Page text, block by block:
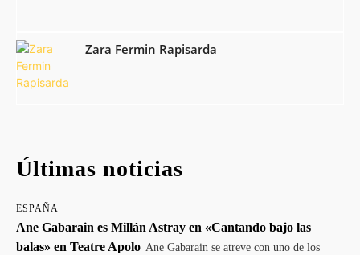
Zara Fermin Rapisarda
Últimas noticias
ESPAÑA
Ane Gabarain es Millán Astray en «Cantando bajo las
balas» en Teatre Apolo Ane Gabarain se atreve con uno de los